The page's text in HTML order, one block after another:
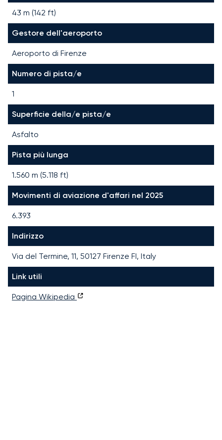
43 m (142 ft)
Gestore dell'aeroporto
Aeroporto di Firenze
Numero di pista/e
1
Superficie della/e pista/e
Asfalto
Pista più lunga
1.560 m (5.118 ft)
Movimenti di aviazione d'affari nel 2025
6.393
Indirizzo
Via del Termine, 11, 50127 Firenze FI, Italy
Link utili
Pagina Wikipedia